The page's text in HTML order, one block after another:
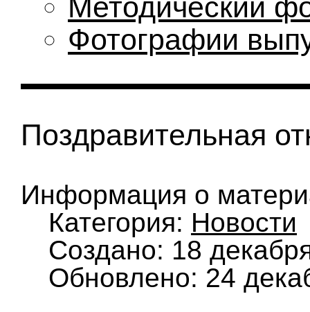
Методический
Фотографии
Поздравительная
Информация о
Категория: Новости
Создано: 18
Обновлено: 24